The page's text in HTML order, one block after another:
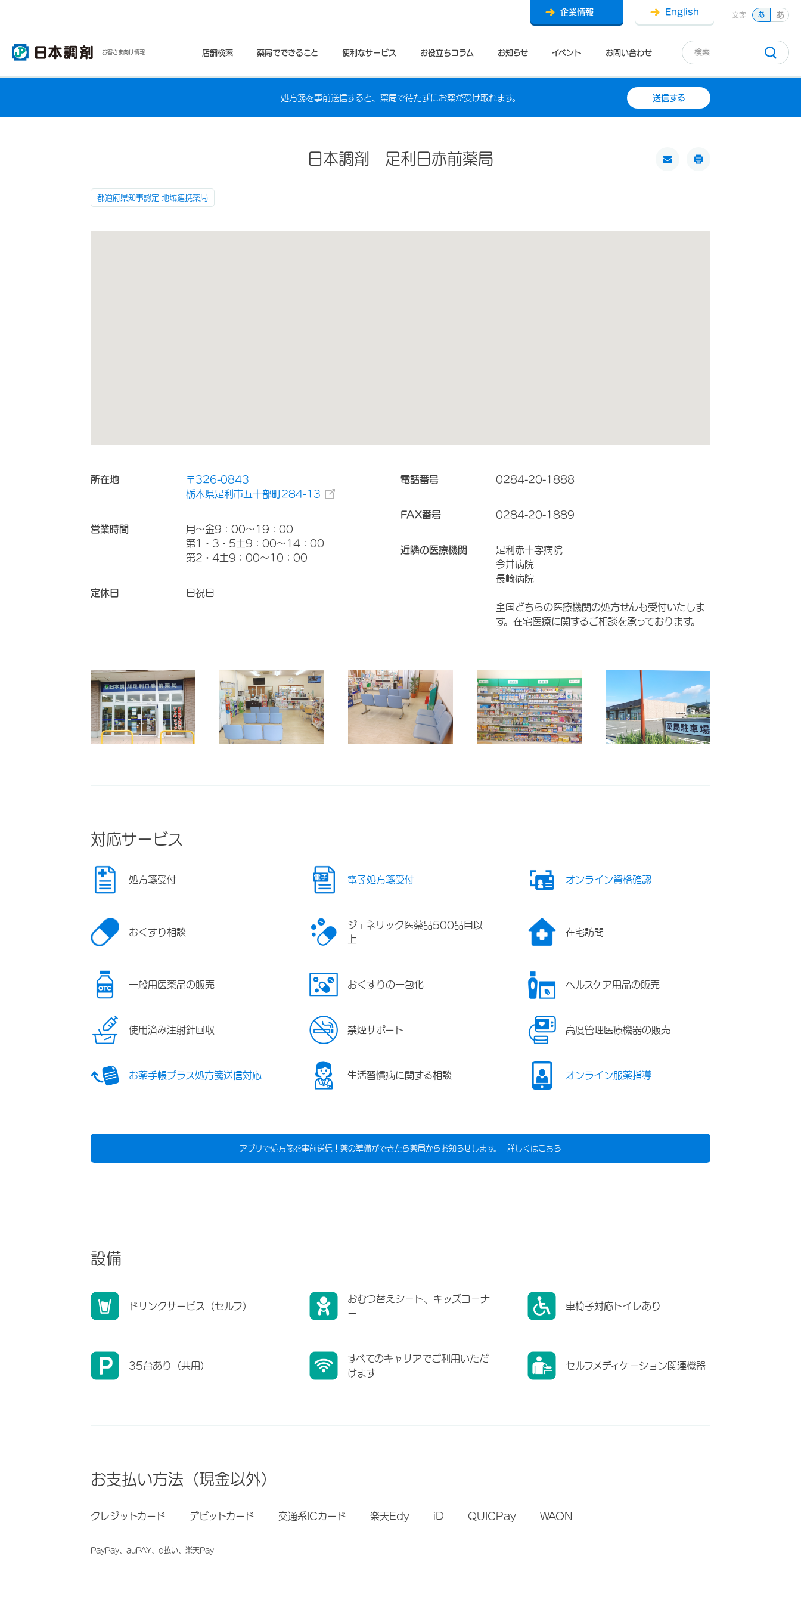
お客さま向け情報 店舗検索 薬局でできること 便利なサービス お役立ちコラム お知らせ イベント お問い合わせ
企業情報 English 文字 あ あ
処方箋を事前送信すると、薬局で待たずにお薬が受け取れます。 送信する
日本調剤 足利日赤前薬局
都道府県知事認定 地域連携薬局
所在地
〒326-0843
栃木県足利市五十部町284-13
営業時間
月～金9：00～19：00
第1・3・5土9：00～14：00
第2・4土9：00～10：00
定休日 日祝日
電話番号 0284-20-1888
FAX番号 0284-20-1889
近隣の医療機関
足利赤十字病院
今井病院
長崎病院
全国どちらの医療機関の処方せんも受付いたしま
す。在宅医療に関するご相談を承っております。
対応サービス
処方箋受付 電子処方箋受付 オンライン資格確認
おくすり相談
ジェネリック医薬品500品目以
上
在宅訪問
一般用医薬品の販売 おくすりの一包化 ヘルスケア用品の販売
使用済み注射針回収 禁煙サポート 高度管理医療機器の販売
お薬手帳プラス処方箋送信対応 生活習慣病に関する相談 オンライン服薬指導
アプリで処方箋を事前送信！薬の準備ができたら薬局からお知らせします。 詳しくはこちら
設備
ドリンクサービス（セルフ）
おむつ替えシート、キッズコーナ
ー
車椅子対応トイレあり
35台あり（共用）
すべてのキャリアでご利用いただ
けます
セルフメディケーション関連機器
お支払い方法（現金以外）
クレジットカード デビットカード 交通系ICカード 楽天Edy iD QUICPay WAON
PayPay、auPAY、d払い、楽天Pay